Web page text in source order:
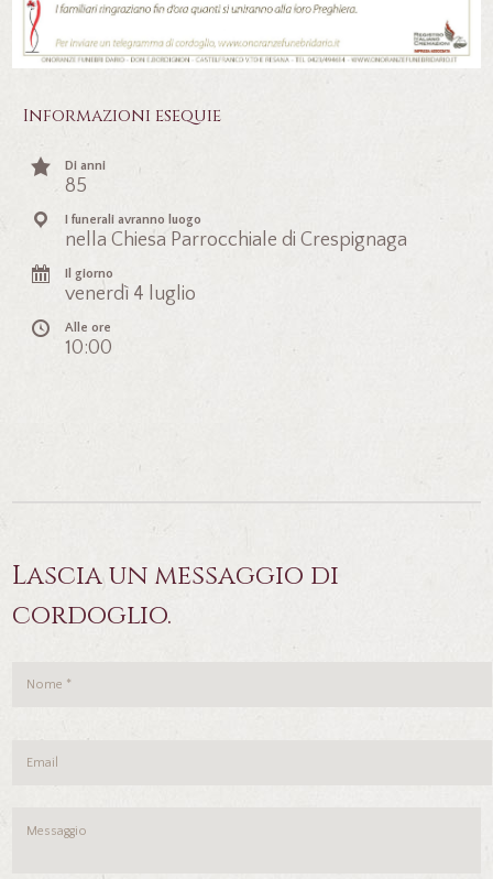
Informazioni esequie
Di anni
85
I funerali avranno luogo
nella Chiesa Parrocchiale di Crespignaga
Il giorno
venerdì 4 luglio
Alle ore
10:00
Lascia un messaggio di
cordoglio.